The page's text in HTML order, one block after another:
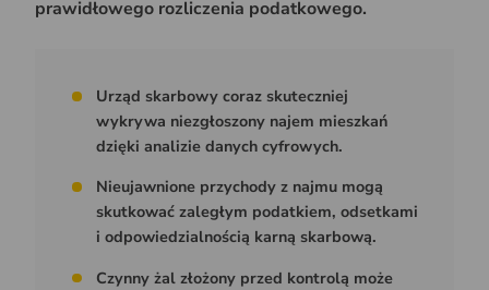
prawidłowego rozliczenia podatkowego.
Urząd skarbowy coraz skuteczniej
wykrywa niezgłoszony najem mieszkań
dzięki analizie danych cyfrowych.
Nieujawnione przychody z najmu mogą
skutkować zaległym podatkiem, odsetkami
i odpowiedzialnością karną skarbową.
Czynny żal złożony przed kontrolą może